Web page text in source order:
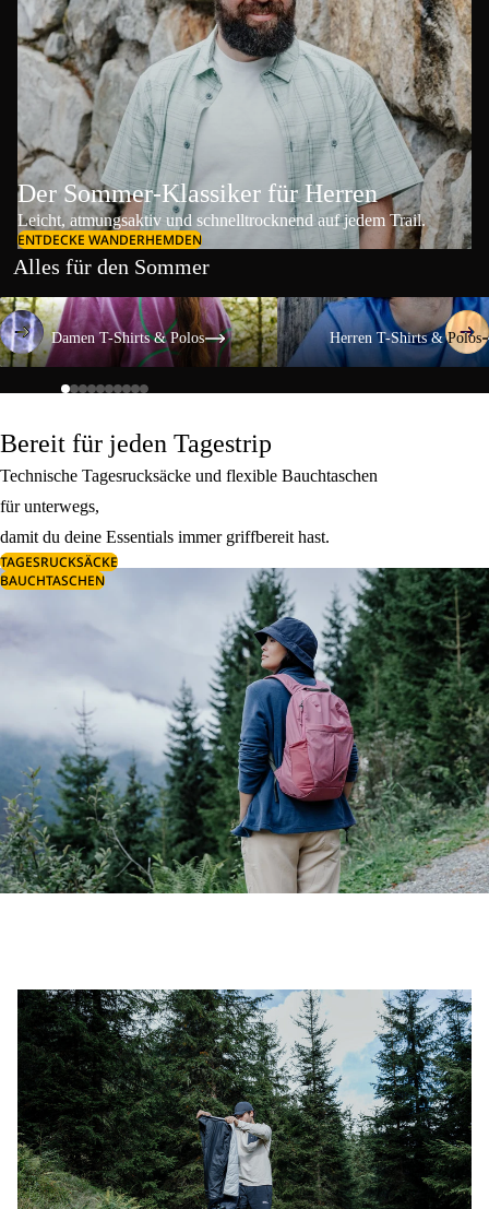
Der Sommer-Klassiker für Herren
Leicht, atmungsaktiv und schnelltrocknend auf jedem Trail.
ENTDECKE WANDERHEMDEN
Alles für den Sommer
Damen T-Shirts & Polos
Damen T-Shirts & Polos
Herren T-Shirts & Polos
Herren T-Shirts & Polos
Bereit für jeden Tagestrip
Technische Tagesrucksäcke und flexible Bauchtaschen
für unterwegs,
damit du deine Essentials immer griffbereit hast.
TAGESRUCKSÄCKE
BAUCHTASCHEN